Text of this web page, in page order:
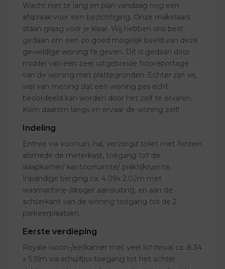
Wacht niet te lang en plan vandaag nog een
afspraak voor een bezichtiging. Onze makelaars
staan graag voor je klaar. Wij hebben ons best
gedaan om een zo goed mogelijk beeld van deze
geweldige woning te geven. Dit is gedaan door
middel van een zeer uitgebreide fotoreportage
van de woning met plattegronden. Echter zijn wij
wel van mening dat een woning pas echt
beoordeeld kan worden door het zelf te ervaren.
Kom daarom langs en ervaar de woning zelf!
Indeling
Entree via voortuin, hal, verzorgd toilet met fontein
alsmede de meterkast, toegang tot de
slaapkamer/ kantoorruimte/ praktijkruimte.
Inpandige berging ca. 4.09x 2.02m met
wasmachine-/droger aansluiting, en aan de
achterkant van de woning toegang tot de 2
parkeerplaatsen.
Eerste verdieping
Royale woon-/eetkamer met veel lichtinval ca. 8.34
x 5.15m via schuifpui toegang tot het achter